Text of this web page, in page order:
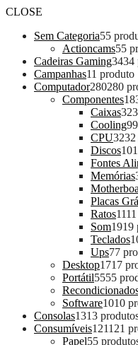
CLOSE
Sem Categoria55
Actioncams55
Cadeiras Gaming3434
Campanhas11 produto
Computador280280
Componentes
Caixas32
Cooling9
CPU3232
Discos10
Fontes
Memórias
Placas
Ratos11
Som1919
Teclados
Ups77
Desktop1717
Portátil5555
Software1010
Consolas1313
Consumíveis121121
Papel55